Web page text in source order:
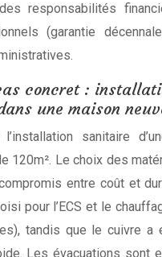
responsabilités
(garantie
concret :
une maison
sanitaire
120m². Le choix des
entre coût et
pour l’ECS et le
tandis que le cuivre a
Les évacuations sont